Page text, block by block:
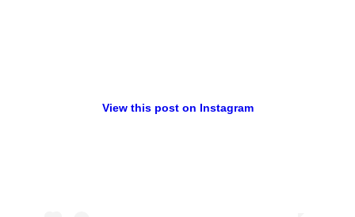
View this post on Instagram